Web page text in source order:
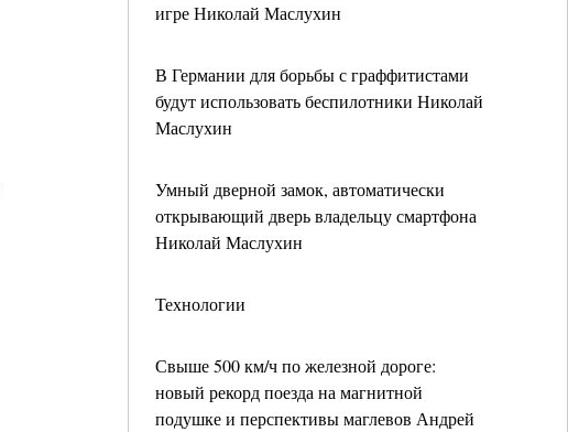
игре Николай Маслухин
В Германии для борьбы с граффитистами
будут использовать беспилотники Николай
Маслухин
Умный дверной замок, автоматически
открывающий дверь владельцу смартфона
Николай Маслухин
Технологии
Свыше 500 км/ч по железной дороге:
новый рекорд поезда на магнитной
подушке и перспективы маглевов Андрей